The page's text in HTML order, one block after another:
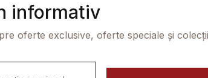
informativ
oferte exclusive, oferte speciale și